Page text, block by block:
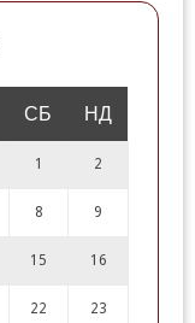
СБ НД
1 2
8 9
15 16
22 23